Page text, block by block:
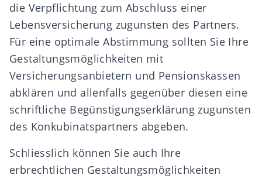
die Verpflichtung zum Abschluss einer
Lebensversicherung zugunsten des Partners.
Für eine optimale Abstimmung sollten Sie Ihre
Gestaltungsmöglichkeiten mit
Versicherungsanbietern und Pensionskassen
abklären und allenfalls gegenüber diesen eine
schriftliche Begünstigungserklärung zugunsten
des Konkubinatspartners abgeben.
Schliesslich können Sie auch Ihre
erbrechtlichen Gestaltungsmöglichkeiten